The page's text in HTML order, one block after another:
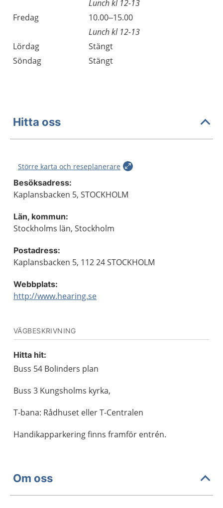
Lunch kl 12-13
Fredag
10.00–15.00
Lunch kl 12-13
Lördag
Stängt
Söndag
Stängt
Hitta oss
Större karta och reseplanerare
Besöksadress:
Kaplansbacken 5, STOCKHOLM
Län, kommun:
Stockholms län, Stockholm
Postadress:
Kaplansbacken 5, 112 24 STOCKHOLM
Webbplats:
http://www.hearing.se
VÄGBESKRIVNING
Hitta hit:
Buss 54 Bolinders plan
Buss 3 Kungsholms kyrka,
T-bana: Rådhuset eller T-Centralen
Handikapparkering finns framför entrén.
Om oss